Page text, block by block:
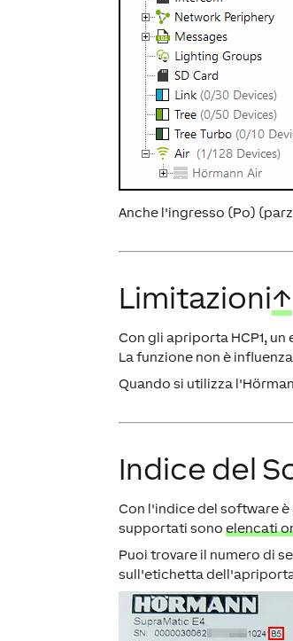
Anche l'ingresso (Po)
Limitazioni↑
Con gli apriporta HCP1,
La funzione non è
Quando si utilizza
Indice del
Con l'indice del software
supportati sonoelencati
Puoi trovare il numero di
sull'etichetta